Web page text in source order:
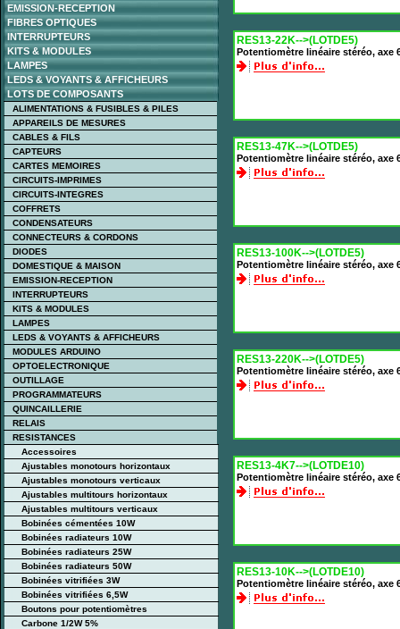
EMISSION-RECEPTION
FIBRES OPTIQUES
INTERRUPTEURS
KITS & MODULES
LAMPES
LEDS & VOYANTS & AFFICHEURS
LOTS DE COMPOSANTS
ALIMENTATIONS & FUSIBLES & PILES
APPAREILS DE MESURES
CABLES & FILS
CAPTEURS
CARTES MEMOIRES
CIRCUITS-IMPRIMES
CIRCUITS-INTEGRES
COFFRETS
CONDENSATEURS
CONNECTEURS & CORDONS
DIODES
DOMESTIQUE & MAISON
EMISSION-RECEPTION
INTERRUPTEURS
KITS & MODULES
LAMPES
LEDS & VOYANTS & AFFICHEURS
MODULES ARDUINO
OPTOELECTRONIQUE
OUTILLAGE
PROGRAMMATEURS
QUINCAILLERIE
RELAIS
RESISTANCES
Accessoires
Ajustables monotours horizontaux
Ajustables monotours verticaux
Ajustables multitours horizontaux
Ajustables multitours verticaux
Bobinées cémentées 10W
Bobinées radiateurs 10W
Bobinées radiateurs 25W
Bobinées radiateurs 50W
Bobinées vitrifiées 3W
Bobinées vitrifiées 6,5W
Boutons pour potentiomètres
Carbone 1/2W 5%
RES13-22K-->(LOTDE5)
Potentiomètre linéaire stéréo, axe
RES13-47K-->(LOTDE5)
Potentiomètre linéaire stéréo, axe
RES13-100K-->(LOTDE5)
Potentiomètre linéaire stéréo, axe
RES13-220K-->(LOTDE5)
Potentiomètre linéaire stéréo, axe
RES13-4K7-->(LOTDE10)
Potentiomètre linéaire stéréo, axe
RES13-10K-->(LOTDE10)
Potentiomètre linéaire stéréo, axe